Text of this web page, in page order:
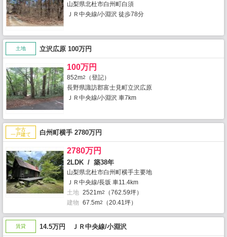
山梨県北杜市白州町白須
ＪＲ中央線/小淵沢 徒歩78分
土地 立沢広原 100万円
100万円
852m2
（登記）
長野県諏訪郡富士見町立沢広原
ＪＲ中央線/小淵沢 車7km
中古
一戸建て
白州町横手 2780万円
2780万円
2LDK / 築38年
山梨県北杜市白州町横手主要地
ＪＲ中央線/長坂 車11.4km
土地 2521m2
（762.59坪）
建物 67.5m2 （20.41坪）
賃貸 14.5万円 ＪＲ中央線/小淵沢